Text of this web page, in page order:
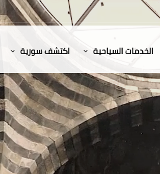
الخدمات السياحية اكتشف سورية